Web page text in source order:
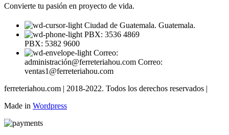
Convierte tu pasión en proyecto de vida.
Ciudad de Guatemala. Guatemala.
PBX: 3536 4869
PBX: 5382 9600
Correo:
administración@ferreteriahou.com Correo:
ventas1@ferreteriahou.com
ferreteriahou.com | 2018-2022. Todos los derechos reservados |
Made in Wordpress